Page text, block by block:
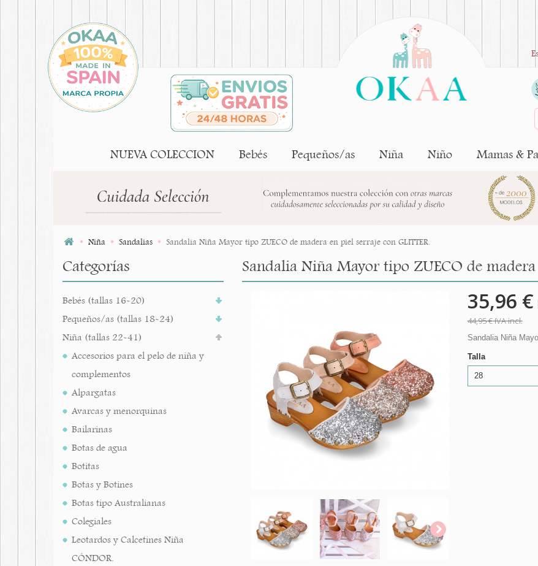
NUEVA COLECCION Bebés Pequeños/as Niña Niño Mamas &
Niña Sandalias Sandalia Niña Mayor tipo ZUECO de madera en piel serraje con GLITTER.
Categorías
Bebés (tallas 16-20)
Pequeños/as (tallas 18-24)
Niña (tallas 22-41)
Accesorios para el pelo de niña y
complementos
Alpargatas
Avarcas y menorquinas
Bailarinas
Botas de agua
Botitas
Botas y Botines
Botas tipo Australianas
Colegiales
Leotardos y Calcetines Niña
CÓNDOR.
Sandalia Niña Mayor tipo ZUECO de
35,96 €
44,95 €IVA incl.
Sandalia Niña
Talla
28